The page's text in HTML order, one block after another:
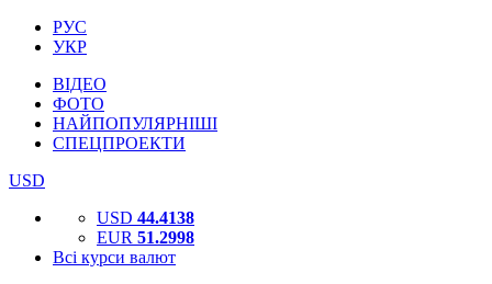
РУС
УКР
ВІДЕО
ФОТО
НАЙПОПУЛЯРНІШІ
СПЕЦПРОЕКТИ
USD
USD 44.4138
EUR 51.2998
Всі курси валют